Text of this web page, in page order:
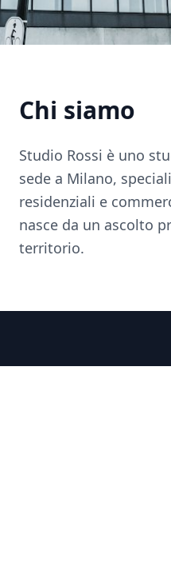
Chi siamo
Studio Rossi è uno
sede a Milano,
residenziali e
nasce da un ascolto
territorio.